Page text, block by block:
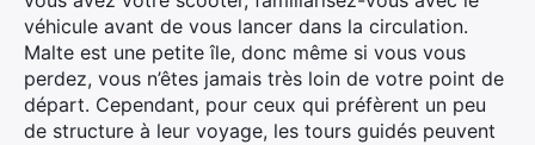
véhicule avant de vous lancer dans la circulation.
Malte est une petite île, donc même si vous vous
perdez, vous n’êtes jamais très loin de votre point de
départ. Cependant, pour ceux qui préfèrent un peu
de structure à leur voyage, les tours guidés peuvent